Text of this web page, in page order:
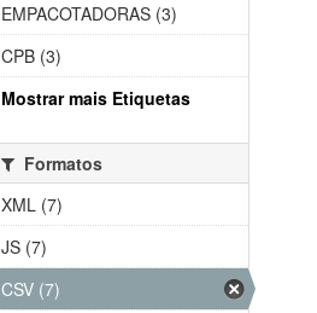
EMPACOTADORAS (3)
CPB (3)
Mostrar mais Etiquetas
Formatos
XML (7)
JS (7)
CSV (7)